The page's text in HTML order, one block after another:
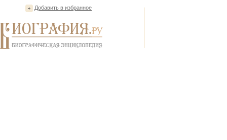
Добавить в избранное